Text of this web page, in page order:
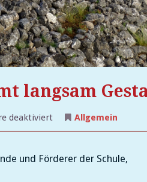
langsam
deaktiviertfür
Schulgarten
Gestalt
Allgemein
und Förderer der Schule,